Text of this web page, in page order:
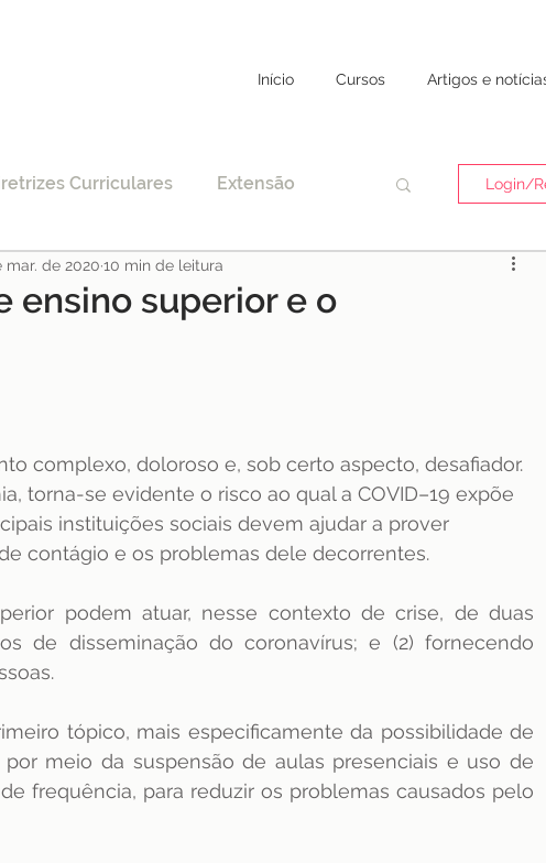
Início Cursos Artigos e
Curriculares Extensão
Específica COVID-19
avaliação Avaliação
Login/
ensino superior e o
mar. de 2020 10 min de leitura
complexo, doloroso e, sob certo aspecto, desafiador.
torna-se evidente o risco ao qual a COVID–19 expõe
instituições sociais devem ajudar a prover
contágio e os problemas dele decorrentes.
podem atuar, nesse contexto de crise, de duas
de disseminação do coronavírus; e (2) fornecendo
tópico, mais especificamente da possibilidade de
meio da suspensão de aulas presenciais e uso de
frequência, para reduzir os problemas causados pelo